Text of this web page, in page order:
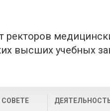
ректоров
высших учебных
СОВЕТЕ